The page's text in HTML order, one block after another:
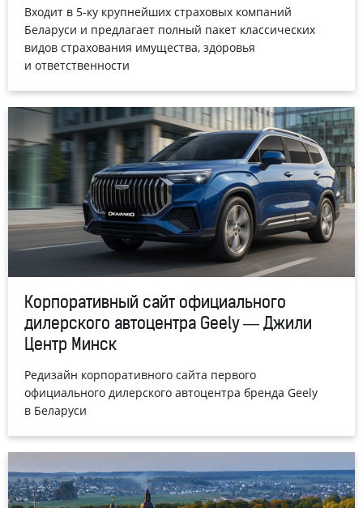
Входит в 5-ку крупнейших страховых компаний
Беларуси и предлагает полный пакет классических
видов страхования имущества, здоровья
и ответственности
Корпоративный сайт официального
дилерского автоцентра Geely — Джили
Центр Минск
Редизайн корпоративного сайта первого
официального дилерского автоцентра бренда Geely
в Беларуси